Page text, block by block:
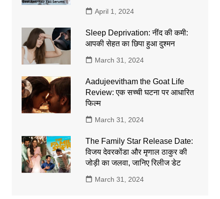
April 1, 2024
Sleep Deprivation: नींद की कमी:
आपकी सेहत का छिपा हुआ दुश्मन
March 31, 2024
Aadujeevitham the Goat Life
Review: एक सच्ची घटना पर आधारित
फिल्म
March 31, 2024
The Family Star Release Date:
विजय देवरकोंडा और मृणाल ठाकुर की
जोड़ी का जलवा, जानिए रिलीज डेट
March 31, 2024